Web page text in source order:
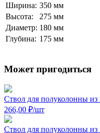
Ширина: 350 мм
Высота:
275 мм
Диаметр: 180 мм
Глубина: 175 мм
Может пригодиться
Ствол для полуколонны
266,00 ₽/шт
Ствол для полуколонны